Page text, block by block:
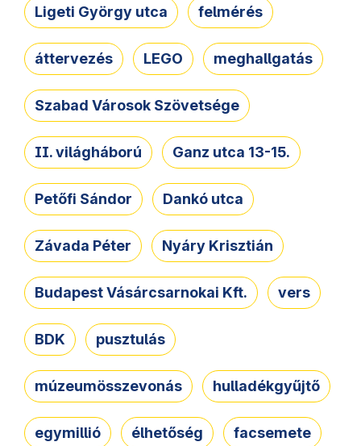
Ligeti György utca felmérés
áttervezés LEGO meghallgatás
Szabad Városok Szövetsége
II. világháború Ganz utca 13-15.
Petőfi Sándor Dankó utca
Závada Péter Nyáry Krisztián
Budapest Vásárcsarnokai Kft. vers
BDK pusztulás
múzeumösszevonás hulladékgyűjtő
egymillió élhetőség facsemete